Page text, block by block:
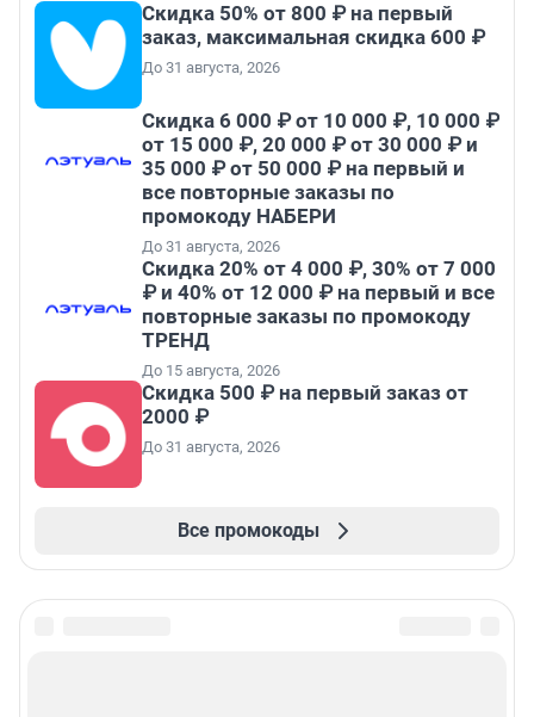
Скидка 50% от 800 ₽ на первый
заказ, максимальная скидка 600 ₽
До 31 августа, 2026
Скидка 6 000 ₽ от 10 000 ₽, 10 000 ₽
от 15 000 ₽, 20 000 ₽ от 30 000 ₽ и
35 000 ₽ от 50 000 ₽ на первый и
все повторные заказы по
промокоду НАБЕРИ
До 31 августа, 2026
Скидка 20% от 4 000 ₽, 30% от 7 000
₽ и 40% от 12 000 ₽ на первый и все
повторные заказы по промокоду
ТРЕНД
До 15 августа, 2026
Скидка 500 ₽ на первый заказ от
2000 ₽
До 31 августа, 2026
Все промокоды